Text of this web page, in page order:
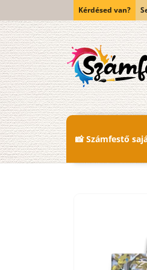
tartalomhoz
Kérdésed van?
📸 Számfestő